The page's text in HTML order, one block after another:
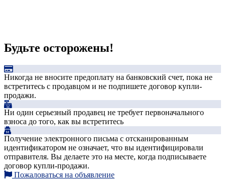
Будьте осторожены!
Никогда не вносите предоплату на банковский счет, пока не
встретитесь с продавцом и не подпишете договор купли-
продажи.
Ни один серьезный продавец не требует первоначального
взноса до того, как вы встретитесь
Получение электронного письма с отсканированным
идентификатором не означает, что вы идентифицировали
отправителя. Вы делаете это на месте, когда подписываете
договор купли-продажи.
Пожаловаться на объявление